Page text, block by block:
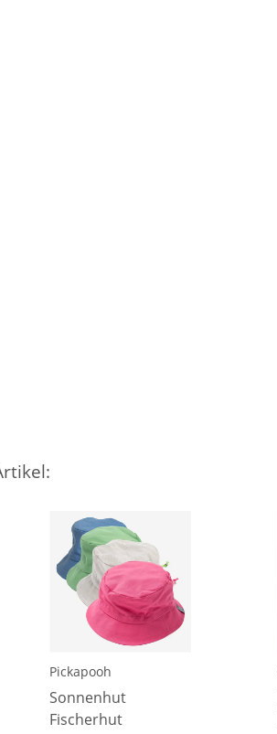
Pickapooh
Sonnenhut
Fischerhut